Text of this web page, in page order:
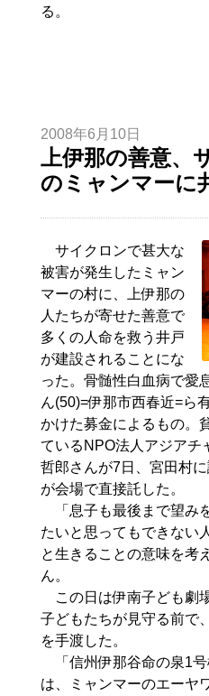
る。
2008年6月10日
上伊那の善意、
のミャンマーに
サイクロンで甚大な
被害が発生したミャン
マーの村に、上伊那の
人たちが寄せた善意で
多くの人命を救う井戸
が建設されることにな
った。骨髄性白血病で愛
ん(50)=伊那市西春近=ら
かけた募金によるもの。
ているNPO法人アジアチ
哲郎さんが7日、宮田村
が会場で直接託した。
「息子も最後まで望み
たいと思ってもできない
と生きることの意味を考
ん。
この日は伊南子ども劇
子どもたちが見守る前で
を手渡した。
「信州伊那谷命の泉1
は、ミャンマーのエーヤ